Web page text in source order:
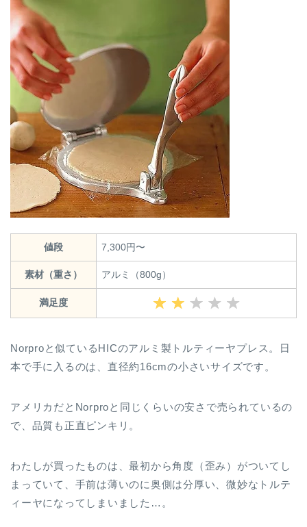
値段 7,300円〜
素材（重さ） アルミ（800g）
満足度
Norproと似ているHICのアルミ製トルティーヤプレス。日
本で手に入るのは、直径約16cmの小さいサイズです。
アメリカだとNorproと同じくらいの安さで売られているの
で、品質も正直ピンキリ。
わたしが買ったものは、最初から角度（歪み）がついてし
まっていて、手前は薄いのに奥側は分厚い、微妙なトルテ
ィーヤになってしまいました…。